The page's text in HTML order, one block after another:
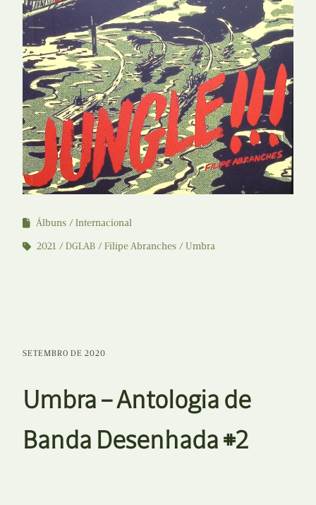
Álbuns
Internacional
2021
DGLAB Filipe Abranches Umbra
SETEMBRO DE 2020
Umbra – Antologia de
Banda Desenhada #2